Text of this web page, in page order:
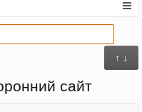
↑ ↓
сайт